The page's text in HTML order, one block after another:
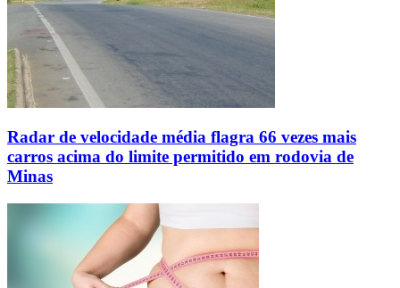
Radar de velocidade média flagra 66 vezes mais
carros acima do limite permitido em rodovia de
Minas